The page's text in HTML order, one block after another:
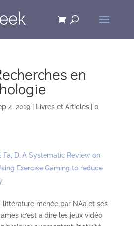
en
4, 2019| Livres et Articles| 0
Fa, D. A Systematic Review on
Exercise Gaming to reduce
littérature menée par NAa et ses
(c’est a dire les jeux vidéo